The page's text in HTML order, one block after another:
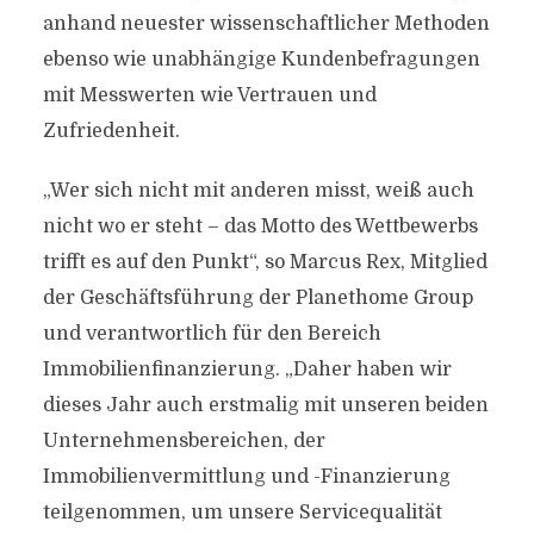
anhand neuester wissenschaftlicher Methoden
ebenso wie unabhängige Kundenbefragungen
mit Messwerten wie Vertrauen und
Zufriedenheit.
„Wer sich nicht mit anderen misst, weiß auch
nicht wo er steht – das Motto des Wettbewerbs
trifft es auf den Punkt“, so Marcus Rex, Mitglied
der Geschäftsführung der Planethome Group
und verantwortlich für den Bereich
Immobilienfinanzierung. „Daher haben wir
dieses Jahr auch erstmalig mit unseren beiden
Unternehmensbereichen, der
Immobilienvermittlung und -Finanzierung
teilgenommen, um unsere Servicequalität